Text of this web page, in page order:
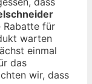
Rabatte für
warten
einmal
das
wir, dass